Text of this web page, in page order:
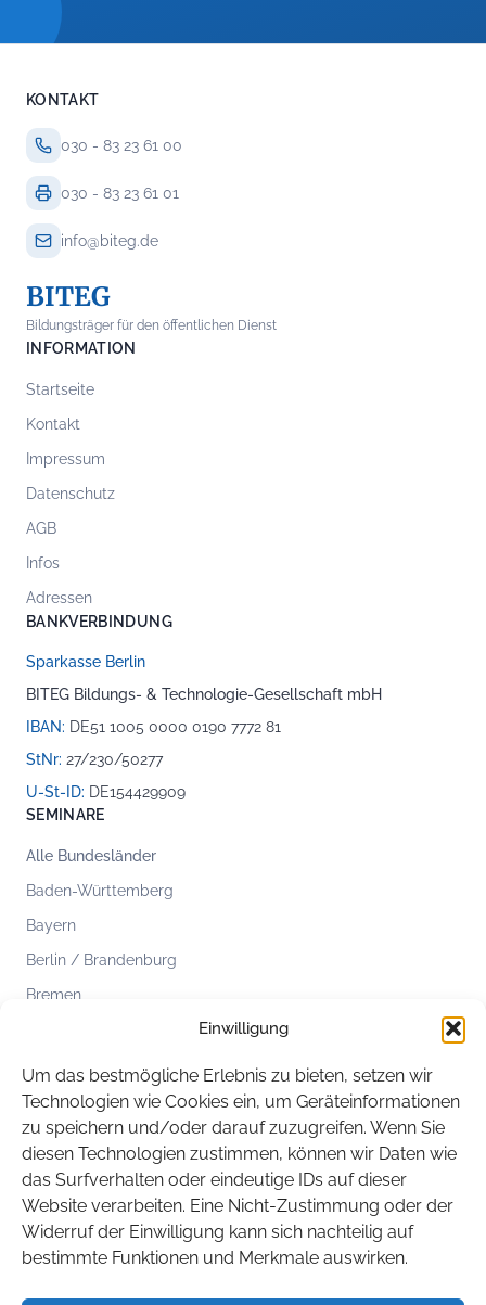
Einwilligung
Um das bestmögliche Erlebnis zu bieten, setzen wir
Technologien wie Cookies ein, um Geräteinformationen
zu speichern und/oder darauf zuzugreifen. Wenn Sie
diesen Technologien zustimmen, können wir Daten wie
das Surfverhalten oder eindeutige IDs auf dieser
Website verarbeiten. Eine Nicht-Zustimmung oder der
Widerruf der Einwilligung kann sich nachteilig auf
bestimmte Funktionen und Merkmale auswirken.
KONTAKT
030 - 83 23 61 00
030 - 83 23 61 01
info@biteg.de
BITEG
Bildungsträger für den öffentlichen Dienst
INFORMATION
Startseite
Kontakt
Impressum
Datenschutz
AGB
Infos
Adressen
BANKVERBINDUNG
Sparkasse Berlin
BITEG Bildungs- & Technologie-Gesellschaft mbH
IBAN: DE51 1005 0000 0190 7772 81
StNr: 27/230/50277
U-St-ID: DE154429909
SEMINARE
Alle Bundesländer
Baden-Württemberg
Bayern
Berlin / Brandenburg
Bremen
Mecklenburg-Vorpommern
Niedersachsen
Nordrhein-Westfalen
Rheinland-Pfalz
Saarland